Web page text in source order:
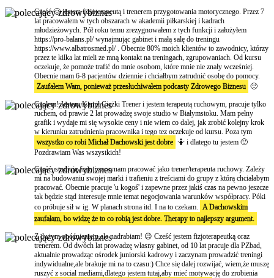
Cześć 🙂 jestem fizjoterapeutą i trenerem przygotowania motorycznego. Przez 7
lat pracowałem w tych obszarach w akademii piłkarskiej i kadrach
młodzieżowych. Pół roku temu zrezygnowałem z tych funkcji i założyłem
https://pro-balans.pl/ wynajmując gabinet i małą salę do treningu
https://www.albatrosmed.pl/ . Obecnie 80% moich klientów to zawodnicy, którzy
przez te kilka lat mieli ze mną kontakt na treningach, zgrupowaniach. Od kursu
oczekuje, że pomoże trafić do mnie osobom, które mnie nie znały wcześniej.
Obecnie mam 6-8 pacjentów dziennie i chciałbym zatrudnić osobę do pomocy.
Zaufałem Wam, ponieważ przesłuchiwałem podcasty Zdrowego Biznesu 🙂
Czołem! Jestem Kamil Ciężki Trener i jestem terapeutą ruchowym, pracuje tylko
ruchem, od prawie 2 lat prowadzę swoje studio w Białymstoku. Mam pełny
grafik i wydaje mi się wysokie ceny i nie wiem co dalej, jak zrobić kolejny krok
w kierunku zatrudnienia pracownika i tego tez oczekuje od kursu. Poza tym
wszystko co robi Michał Dachowski jest dobre 🤷 i dlatego tu jestem 🙂
Pozdrawiam Was wszystkich!
Cześć, studiuję fizjo i zaczynam pracować jako trener/terapeuta ruchowy. Zależy
mi na budowaniu swojej marki i trafieniu z treściami do grupy z którą chciałabym
pracować. Obecnie pracuje 'u kogoś' i zapewne przez jakiś czas na pewno jeszcze
tak będzie stąd interesuje mnie temat negocjowania warunków współpracy. Póki
co próbuje sił w ig. W planach strona itd. I na to czekam.
A Dachowskim
zaufałam, bo widzę że to co robią jest dobre. Therapy to najlepszy argument.
Z dużym opóźnieniem,ale nadrabiam! 😉 Cześć jestem fizjoterapeutką oraz
trenerem. Od dwóch lat prowadzę własny gabinet, od 10 lat pracuje dla PZbad,
aktualnie prowadząc ośrodek juniorski kadrowy i zaczynam prowadzić treningi
indywidualne,ale brakuje mi na to czasu:) Chce się dalej rozwijać, wiem,że muszę
ruszyć z social mediami,dlatego jestem tutaj,aby mieć motywację do zrobienia